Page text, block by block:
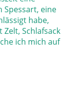
Spessart, eine
habe,
Schlafsack
ich mich auf